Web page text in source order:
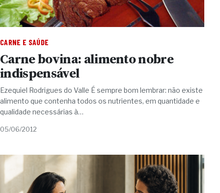
CARNE E SAÚDE
Carne bovina: alimento nobre
indispensável
Ezequiel Rodrigues do Valle É sempre bom lembrar: não existe
alimento que contenha todos os nutrientes, em quantidade e
qualidade necessárias à…
05/06/2012